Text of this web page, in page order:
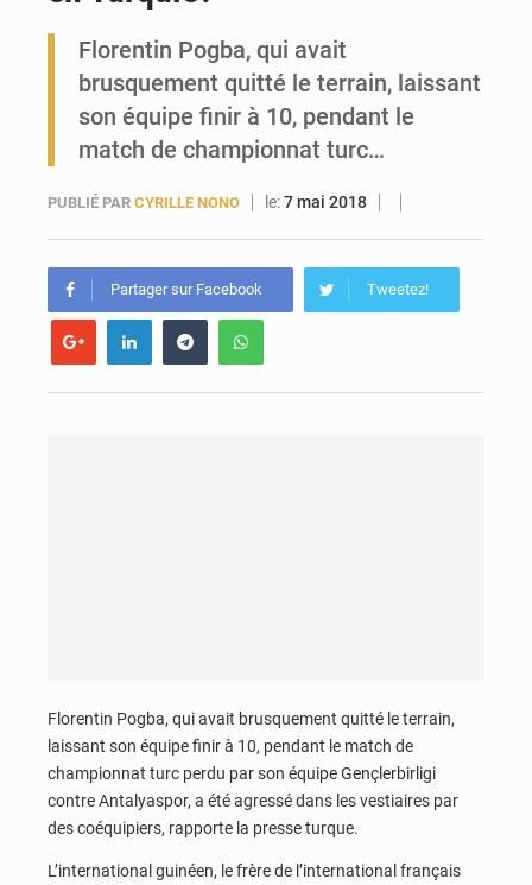
Florentin Pogba, qui avait
brusquement quitté le terrain, laissant
son équipe finir à 10, pendant le
match de championnat turc…
PUBLIÉ PAR CYRILLE NONO le:7 mai 2018
Partager sur Facebook Tweetez!
Florentin Pogba, qui avait brusquement quitté le terrain,
laissant son équipe finir à 10, pendant le match de
championnat turc perdu par son équipe Gençlerbirligi
contre Antalyaspor, a été agressé dans les vestiaires par
des coéquipiers, rapporte la presse turque.
L’international guinéen, le frère de l’international français